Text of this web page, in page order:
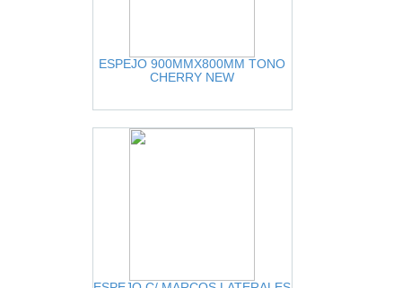
ESPEJO 900MMX800MM TONO
CHERRY NEW